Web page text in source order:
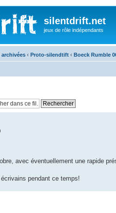
silentdrift.net
jeux de rôle indépendants
‹ Proto-silendtift ‹ Boeck Rumble
avec éventuellement une rapide
pendant ce temps!